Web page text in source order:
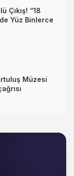
Çıkış! “18
Yüz Binlerce
Müzesi